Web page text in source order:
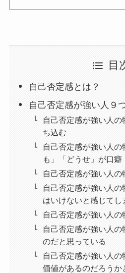
目
自己否定感とは？
自己否定感が強い人９
自己否定感が強い人
ち込む
自己否定感が強い人
も」「どうせ」が口癖
自己否定感が強い人
自己否定感が強い人
はいけないと感じてし
自己否定感が強い人の
自己否定感が強い人
のだと思っている
自己否定感が強い人
価値があるのだろうか